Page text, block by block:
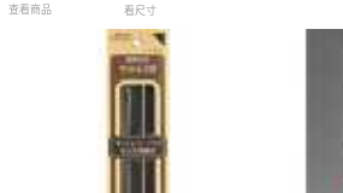
查看商品 看尺寸